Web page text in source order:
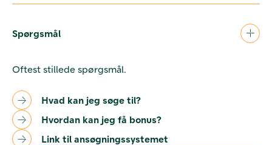
Spørgsmål
Oftest stillede spørgsmål.
Hvad kan jeg søge til?
Hvordan kan jeg få bonus?
Link til ansøgningssystemet